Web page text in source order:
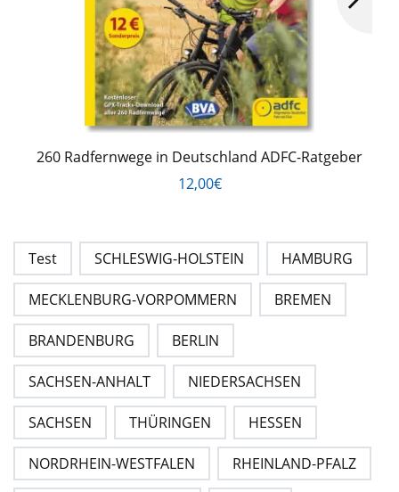
260 Radfernwege in Deutschland ADFC-Ratgeber
12,00€
Test SCHLESWIG-HOLSTEIN HAMBURG
MECKLENBURG-VORPOMMERN BREMEN
BRANDENBURG BERLIN
SACHSEN-ANHALT NIEDERSACHSEN
SACHSEN THÜRINGEN HESSEN
NORDRHEIN-WESTFALEN RHEINLAND-PFALZ